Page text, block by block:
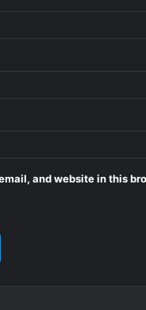
and website in this